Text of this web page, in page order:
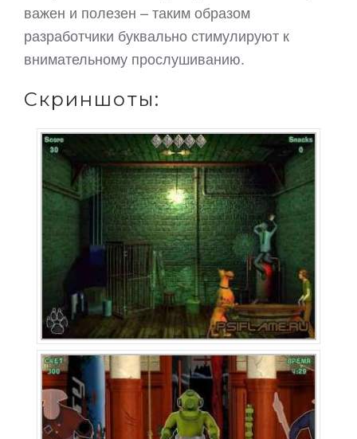
важен и полезен – таким образом
разработчики буквально стимулируют к
внимательному прослушиванию.
Скриншоты: